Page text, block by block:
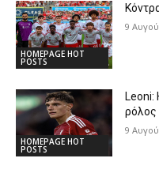
HOMEPAGE HOT
POSTS
9
HOMEPAGE HOT
POSTS
Leoni:
ρόλος
9